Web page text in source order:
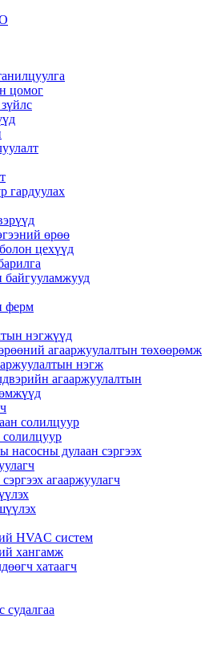
цомог
гардуулах
өрөө
цехүүд
байгууламжууд
ферм
нэгжүүд
агааржуулалтын төхөөрөмж
нэгж
агааржуулалтын
солилцуур
солилцуур
насосны дулаан сэргээх
агааржуулагч
HVAC систем
хангамж
хатаагч
судалгаа